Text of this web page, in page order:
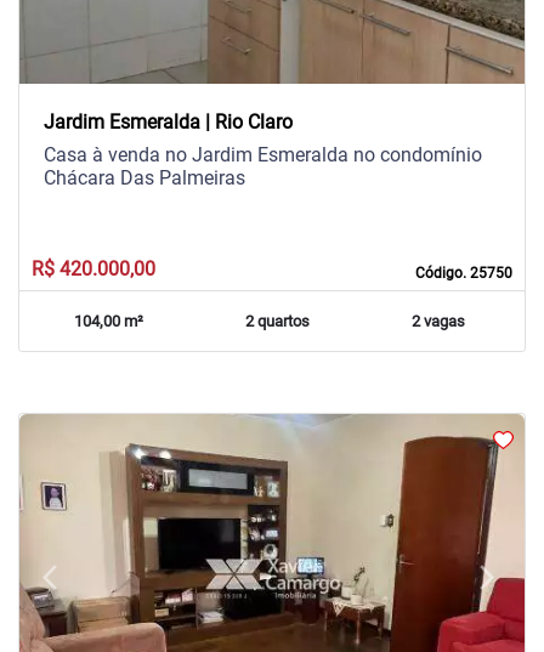
Jardim Esmeralda | Rio Claro
Código. 25750
Casa à venda no Jardim Esmeralda no condomínio
Chácara Das Palmeiras
R$ 420.000,00
104,00 m² 2 quartos 2 vagas
arrow_back_iosPrevious arrow_forward_ios
Next